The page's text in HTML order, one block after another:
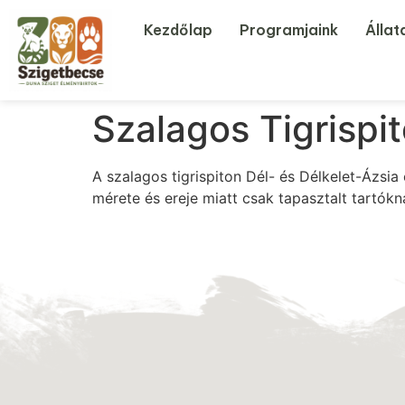
Kezdőlap Programjaink
Szalagos
A szalagos tigrispiton Dél- és Délkelet-
mérete és ereje miatt csak tapasztalt